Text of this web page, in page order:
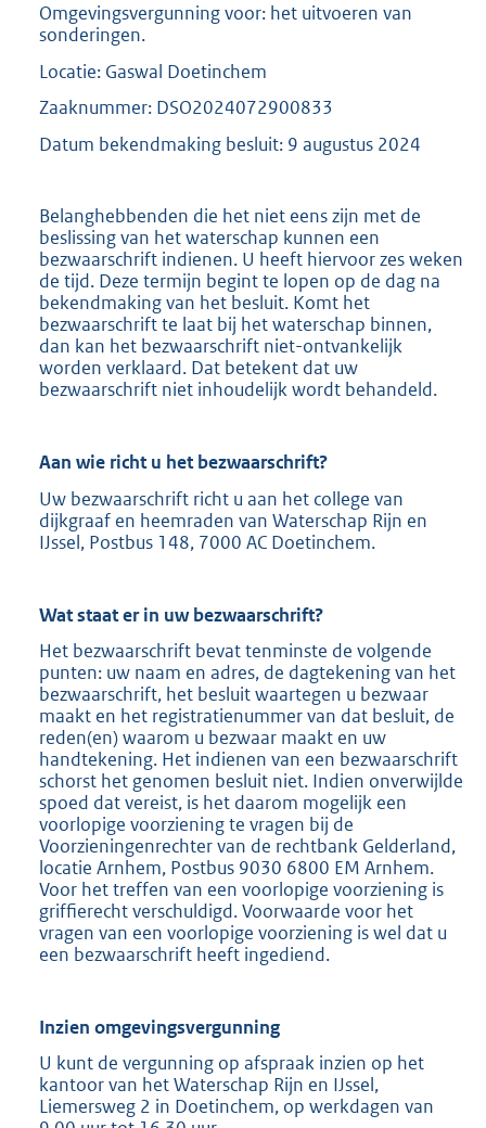
K
Omgevingsvergunning voor: het uitvoeren van
sonderingen.
Locatie: Gaswal Doetinchem
Zaaknummer: DSO2024072900833
Datum bekendmaking besluit: 9 augustus 2024
Belanghebbenden die het niet eens zijn met de
beslissing van het waterschap kunnen een
bezwaarschrift indienen. U heeft hiervoor zes weken
de tijd. Deze termijn begint te lopen op de dag na
bekendmaking van het besluit. Komt het
bezwaarschrift te laat bij het waterschap binnen,
dan kan het bezwaarschrift niet-ontvankelijk
worden verklaard. Dat betekent dat uw
bezwaarschrift niet inhoudelijk wordt behandeld.
Aan wie richt u het bezwaarschrift?
Uw bezwaarschrift richt u aan het college van
dijkgraaf en heemraden van Waterschap Rijn en
IJssel, Postbus 148, 7000 AC Doetinchem.
Wat staat er in uw bezwaarschrift?
Het bezwaarschrift bevat tenminste de volgende
punten: uw naam en adres, de dagtekening van het
bezwaarschrift, het besluit waartegen u bezwaar
maakt en het registratienummer van dat besluit, de
reden(en) waarom u bezwaar maakt en uw
handtekening. Het indienen van een bezwaarschrift
schorst het genomen besluit niet. Indien onverwijlde
spoed dat vereist, is het daarom mogelijk een
voorlopige voorziening te vragen bij de
Voorzieningenrechter van de rechtbank Gelderland,
locatie Arnhem, Postbus 9030 6800 EM Arnhem.
Voor het treffen van een voorlopige voorziening is
griffierecht verschuldigd. Voorwaarde voor het
vragen van een voorlopige voorziening is wel dat u
een bezwaarschrift heeft ingediend.
Inzien omgevingsvergunning
U kunt de vergunning op afspraak inzien op het
kantoor van het Waterschap Rijn en IJssel,
Liemersweg 2 in Doetinchem, op werkdagen van